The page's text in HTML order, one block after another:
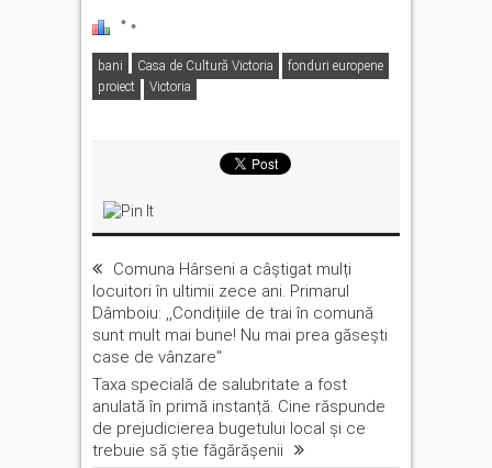
bani Casa de Cultură Victoria
fonduri europene
proiect
Victoria
Comuna Hârseni a câștigat mulți
locuitori în ultimii zece ani. Primarul
Dâmboiu: ,,Condițiile de trai în comună
sunt mult mai bune! Nu mai prea găsești
case de vânzare''
Taxa specială de salubritate a fost
anulată în primă instanță. Cine răspunde
de prejudicierea bugetului local și ce
trebuie să știe făgărășenii